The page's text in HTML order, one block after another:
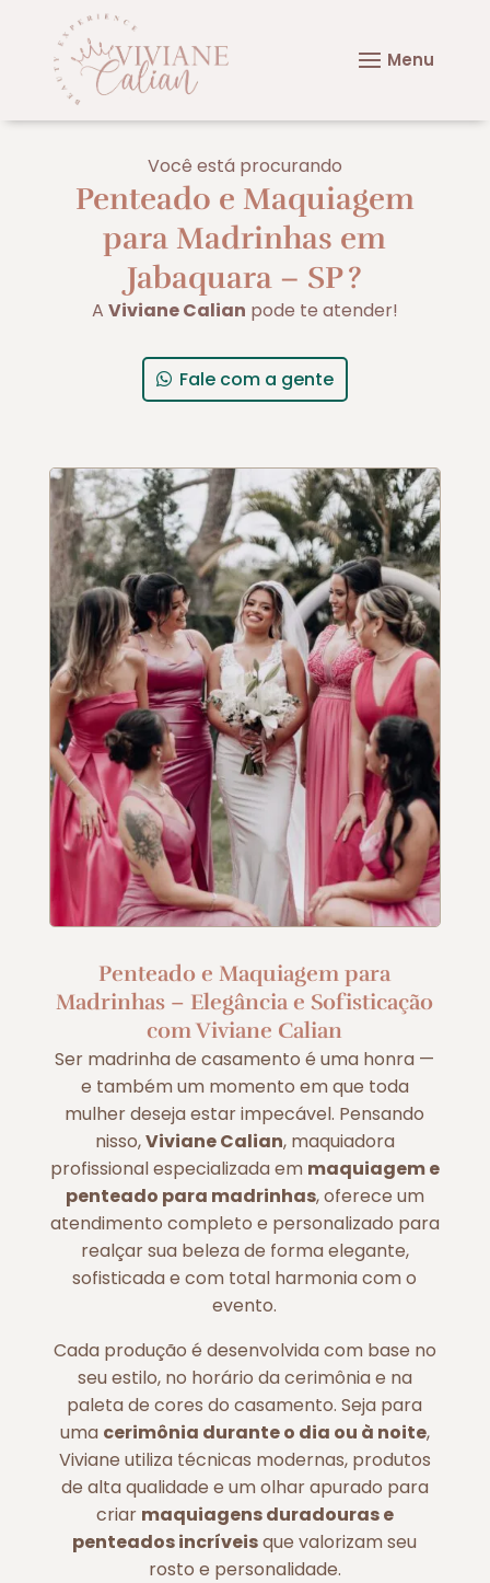
Você está procurando
Penteado e Maquiagem
para Madrinhas em
Jabaquara – SP?
A Viviane Calian pode te atender!
Fale com a gente
Penteado e Maquiagem para
Madrinhas – Elegância e Sofisticação
com Viviane Calian
Ser madrinha de casamento é uma honra —
e também um momento em que toda
mulher deseja estar impecável. Pensando
nisso,Viviane Calian, maquiadora
profissional especializada em maquiagem e
penteado para madrinhas, oferece um
atendimento completo e personalizado para
realçar sua beleza de forma elegante,
sofisticada e com total harmonia com o
evento.
Cada produção é desenvolvida com base no
seu estilo, no horário da cerimônia e na
paleta de cores do casamento. Seja para
uma cerimônia durante o dia ou à noite,
Viviane utiliza técnicas modernas, produtos
de alta qualidade e um olhar apurado para
criar maquiagens duradouras e
penteados incríveisque valorizam seu
rosto e personalidade.